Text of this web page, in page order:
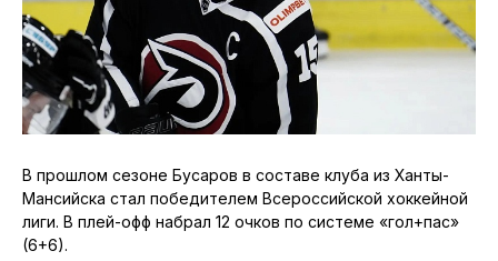
В прошлом сезоне Бусаров в составе клуба из Ханты-
Мансийска стал победителем Всероссийской хоккейной
лиги. В плей-офф набрал 12 очков по системе «гол+пас»
(6+6).